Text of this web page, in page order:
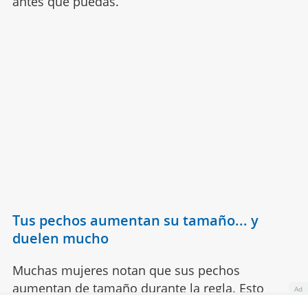
Tus pechos aumentan su tamaño... y
duelen mucho
Muchas mujeres notan que sus pechos
aumentan de tamaño durante la regla. Esto
Ad